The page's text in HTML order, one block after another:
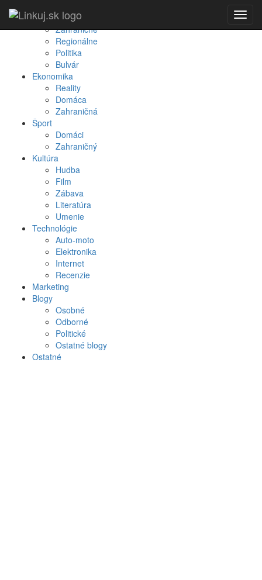
Domáce
Zahraničné
Regionálne
Politika
Bulvár
Ekonomika
Reality
Domáca
Zahraničná
Šport
Domáci
Zahraničný
Kultúra
Hudba
Film
Zábava
Literatúra
Umenie
Technológie
Auto-moto
Elektronika
Internet
Recenzie
Marketing
Blogy
Osobné
Odborné
Politické
Ostatné blogy
Ostatné